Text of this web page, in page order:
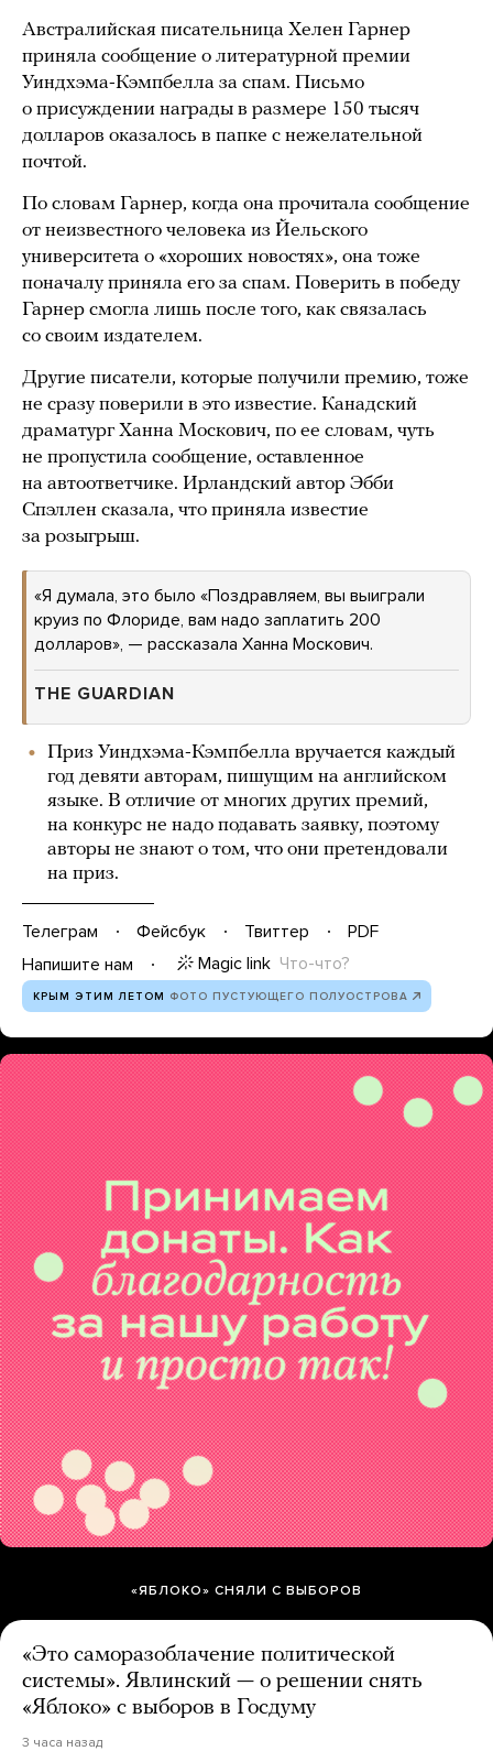
Австралийская писательница Хелен Гарнер
приняла сообщение о литературной премии
Уиндхэма-Кэмпбелла за спам. Письмо
о присуждении награды в размере 150 тысяч
долларов оказалось в папке с нежелательной
почтой.
По словам Гарнер, когда она прочитала сообщение
от неизвестного человека из Йельского
университета о «хороших новостях», она тоже
поначалу приняла его за спам. Поверить в победу
Гарнер смогла лишь после того, как связалась
со своим издателем.
Другие писатели, которые получили премию, тоже
не сразу поверили в это известие. Канадский
драматург Ханна Москович, по ее словам, чуть
не пропустила сообщение, оставленное
на автоответчике. Ирландский автор Эбби
Спэллен сказала, что приняла известие
за розыгрыш.
«Я думала, это было «Поздравляем, вы выиграли
круиз по Флориде, вам надо заплатить 200
долларов», — рассказала Ханна Москович.
THE GUARDIAN
Приз Уиндхэма-Кэмпбелла вручается каждый
год девяти авторам, пишущим на английском
языке. В отличие от многих других премий,
на конкурс не надо подавать заявку, поэтому
авторы не знают о том, что они претендовали
на приз.
Телеграм Фейсбук Твиттер
PDF
Напишите нам
Magic link Что-что?
КРЫМ ЭТИМ ЛЕТОМ ФОТО ПУСТУЮЩЕГО ПОЛУОСТРОВА
«ЯБЛОКО» СНЯЛИ С ВЫБОРОВ
«Это саморазоблачение политической
системы». Явлинский — о решении снять
«Яблоко» с выборов в Госдуму
3 часа назад